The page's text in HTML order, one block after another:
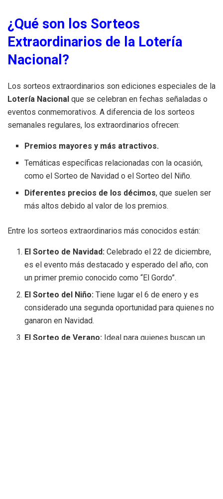
¿Qué son los Sorteos
Extraordinarios de la Lotería
Nacional?
Los sorteos extraordinarios son ediciones especiales de la
Lotería Nacional que se celebran en fechas señaladas o
eventos conmemorativos. A diferencia de los sorteos
semanales regulares, los extraordinarios ofrecen:
Premios mayores y más atractivos.
Temáticas específicas relacionadas con la ocasión,
como el Sorteo de Navidad o el Sorteo del Niño.
Diferentes precios de los décimos, que suelen ser
más altos debido al valor de los premios.
Entre los sorteos extraordinarios más conocidos están:
El Sorteo de Navidad: Celebrado el 22 de diciembre,
es el evento más destacado y esperado del año, con
un primer premio conocido como “El Gordo”.
El Sorteo del Niño: Tiene lugar el 6 de enero y es
considerado una segunda oportunidad para quienes no
ganaron en Navidad.
El Sorteo de Verano: Ideal para quienes buscan un